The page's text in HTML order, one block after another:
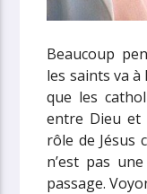
Beaucoup
les saints va
que les
entre Dieu et
rôle de Jésus
n’est pas
passage.